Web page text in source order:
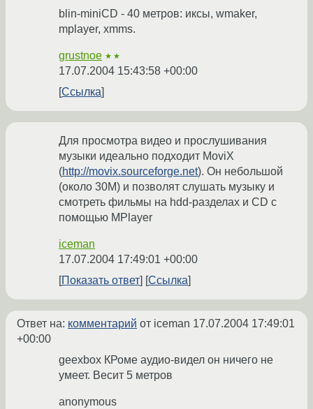
blin-miniCD - 40 метров: иксы, wmaker,
mplayer, xmms.
grustnoe ★★
17.07.2004 15:43:58 +00:00
Ссылка
Для просмотра видео и прослушивания
музыки идеально подходит MoviX
(http://movix.sourceforge.net). Он небольшой
(около 30М) и позволят слушать музыку и
смотреть фильмы на hdd-разделах и CD с
помощью MPlayer
iceman
17.07.2004 17:49:01 +00:00
Показать ответ
Ссылка
Ответ на: комментарий от iceman 17.07.2004 17:49:01
+00:00
geexbox КРоме аудио-видел он ничего не
умеет. Весит 5 метров
anonymous